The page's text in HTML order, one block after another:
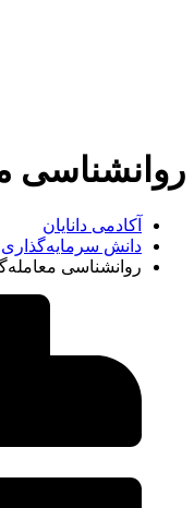
روانشناسی
آکادمی دانایان
دانش سرمایه‌گذاری
روانشناسی